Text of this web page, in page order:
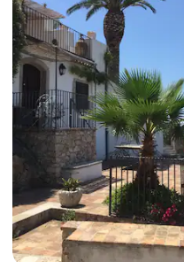
4,96/5, recenzija: 505